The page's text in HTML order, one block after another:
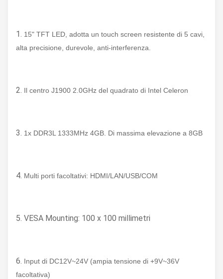
1. 15" TFT LED, adotta un touch screen resistente di 5 cavi,
alta precisione, durevole, anti-interferenza.
2. Il centro J1900 2.0GHz del quadrato di Intel Celeron
3. 1x DDR3L 1333MHz 4GB. Di massima elevazione a 8GB
4. Multi porti facoltativi: HDMI/LAN/USB/COM
5. VESA Mounting: 100 x 100 millimetri
6. Input di DC12V~24V (ampia tensione di +9V~36V
facoltativa)